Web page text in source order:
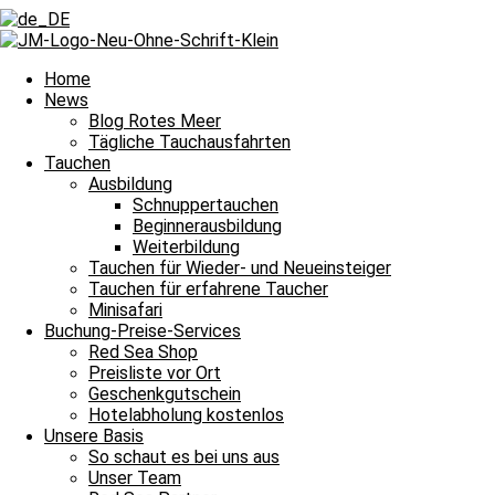
Home
News
Blog Rotes Meer
Tägliche Tauchausfahrten
Tauchen
Ausbildung
Schnuppertauchen
Beginnerausbildung
Weiterbildung
Tauchen für Wieder- und Neueinsteiger
Tauchen für erfahrene Taucher
Minisafari
Buchung-Preise-Services
Red Sea Shop
Preisliste vor Ort
Geschenkgutschein
Hotelabholung kostenlos
Unsere Basis
So schaut es bei uns aus
Unser Team
ZurückVoriger
NächsterOhne Wind an die schönsten Tauchspots
Sommer, Sonne, Thistlegorm und damit heißt es Leinen los für
Tauchguidesberichten an dieser Stelle jeden Tag von den
dem Meer und unter Wasser erlebt haben. Auch über die
Nachttauchgang – ihr könnt es mitverfolgen. Auch
Und das Beste? Unsere Berichte über die Tauchausfahrten unserer
lasst euch immer wieder aufs Neue verzaubern. Willkommen zu
Halbtagesfahrt
Tauchplatz 1: Carlson’s Corner